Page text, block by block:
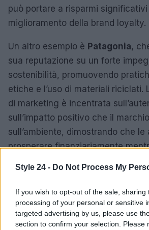
Style 24 - Do Not Process My
If you wish to opt-out of the sale, sharing
processing of your personal or sensitive
targeted advertising by us, please use
section to confirm your selection. Please
può portare a risparmi significativi
miglioramento della brand loyalty.
Un altro esempio è Patagonia,
sua reputazione su un forte
sostenibilità, promuovendo
etiche e l’uso di materiali riciclati.
di marketing è incentrata
sull’impatto positivo che il
sull’ambiente, dimostrando che
prosperare finanziariamente
Roadmap per il futuro
Le aziende devono continuare a
adattarsi alle sfide ambientali e